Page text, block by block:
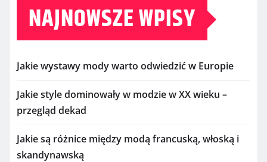
NAJNOWSZE WPISY
Jakie wystawy mody warto odwiedzić w Europie
Jakie style dominowały w modzie w XX wieku –
przegląd dekad
Jakie są różnice między modą francuską, włoską i
skandynawską